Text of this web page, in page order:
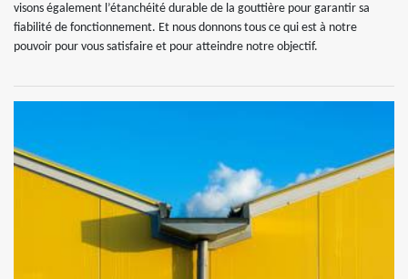
visons également l’étanchéité durable de la gouttière pour garantir sa
fiabilité de fonctionnement. Et nous donnons tous ce qui est à notre
pouvoir pour vous satisfaire et pour atteindre notre objectif.